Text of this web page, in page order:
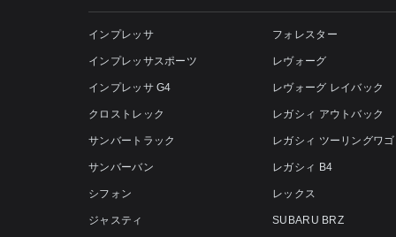
インプレッサ
インプレッサスポーツ
インプレッサ G4
クロストレック
サンバートラック
サンバーバン
シフォン
ジャスティ
フォレスター
レヴォーグ
レヴォーグ レイバック
レガシィ アウトバック
レガシィ ツーリングワ
レガシィ B4
レックス
SUBARU BRZ